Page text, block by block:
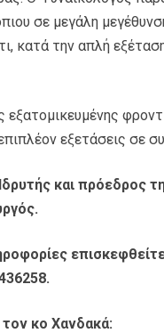
σε μεγάλη
κατά την απλή
εξατομικευμένης
εξετάσεις σε
και πρόεδρος
κο Χανδακά: